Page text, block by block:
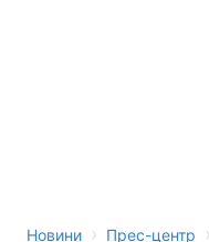
Новини › Прес-центр ›